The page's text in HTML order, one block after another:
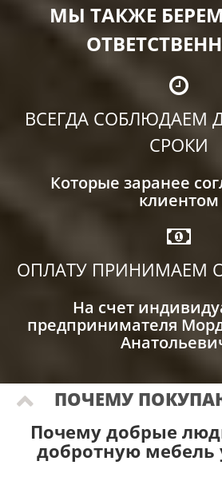
МЫ ТАКЖЕ
ВСЕГДА СОБЛЮДАЕМ
СРОКИ
Которые заранее
клиентом
ОПЛАТУ ПРИНИМАЕМ
На счет
предпринимателя
ПОЧЕМУ
Почему добрые
добротную мебель